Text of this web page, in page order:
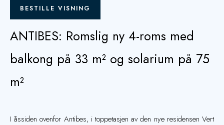
BESTILLE VISNING
ANTIBES: Romslig ny 4-roms med
balkong på 33 m² og solarium på 75
m²
I åssiden ovenfor Antibes, i toppetasjen av den nye residensen Vert